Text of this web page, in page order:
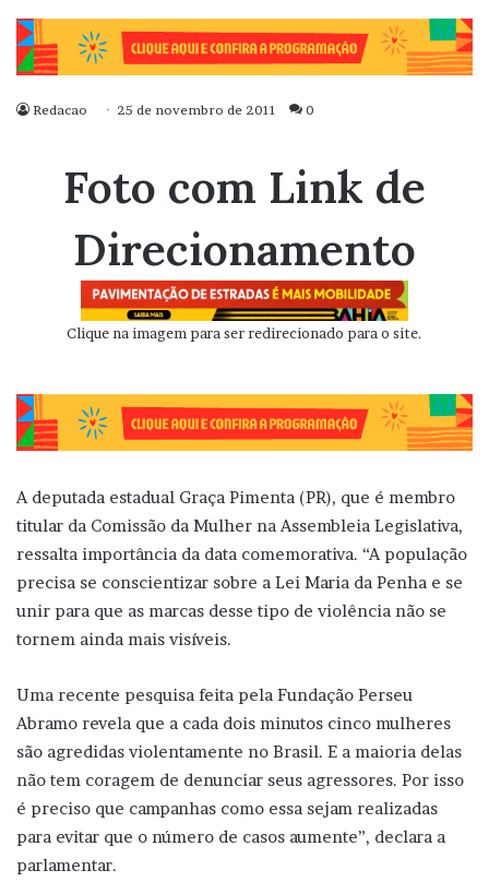
Redacao 25 de novembro de 2011 0
Foto com Link de
Direcionamento
Clique na imagem para ser redirecionado para o site.
A deputada estadual Graça Pimenta (PR), que é membro
titular da Comissão da Mulher na Assembleia Legislativa,
ressalta importância da data comemorativa. “A população
precisa se conscientizar sobre a Lei Maria da Penha e se
unir para que as marcas desse tipo de violência não se
tornem ainda mais visíveis.
Uma recente pesquisa feita pela Fundação Perseu
Abramo revela que a cada dois minutos cinco mulheres
são agredidas violentamente no Brasil. E a maioria delas
não tem coragem de denunciar seus agressores. Por isso
é preciso que campanhas como essa sejam realizadas
para evitar que o número de casos aumente”, declara a
parlamentar.